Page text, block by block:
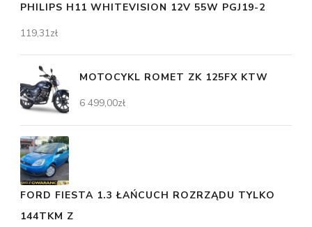
PHILIPS H11 WHITEVISION 12V 55W PGJ19-2
119,31zł
MOTOCYKL ROMET ZK 125FX KTW
6 499,00zł
FORD FIESTA 1.3 ŁAŃCUCH ROZRZĄDU TYLKO
144TKM Z